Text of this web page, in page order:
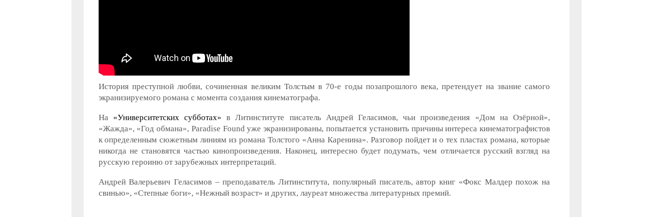
История преступной любви, сочиненная великим Толстым в 70-е годы позапрошлого века, претендует на звание самого
экранизируемого романа с момента создания кинематографа.
На «Университетских субботах» в Литинституте писатель Андрей Геласимов, чьи произведения «Дом на Озёрной»,
«Жажда», «Год обмана», Paradise Found уже экранизированы, попытается установить причины интереса кинематографистов
к определенным сюжетным линиям из романа Толстого «Анна Каренина». Разговор пойдет и о тех пластах романа, которые
никогда не становятся частью кинопроизведения. Наконец, интересно будет подумать, чем отличается русский взгляд на
русскую героиню от зарубежных интерпретаций.
Андрей Валерьевич Геласимов – преподаватель Литинститута, популярный писатель, автор книг «Фокс Малдер похож на
свинью», «Степные боги», «Нежный возраст» и других, лауреат множества литературных премий.